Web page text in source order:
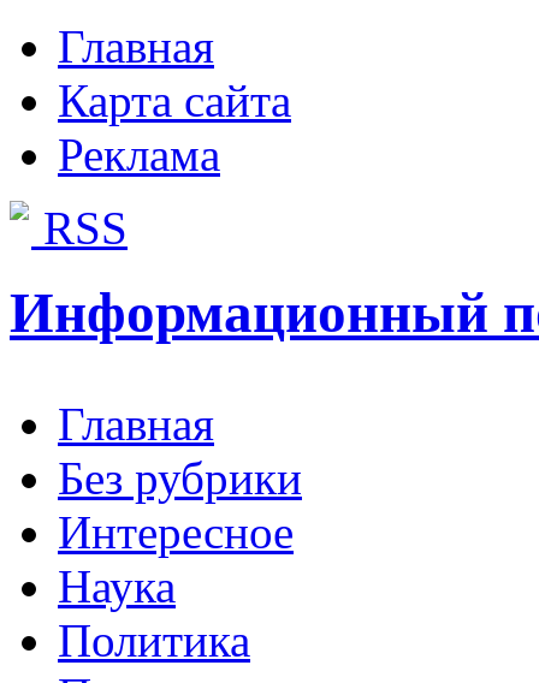
Главная
Карта сайта
Реклама
RSS
Информационный
Главная
Без рубрики
Интересное
Наука
Политика